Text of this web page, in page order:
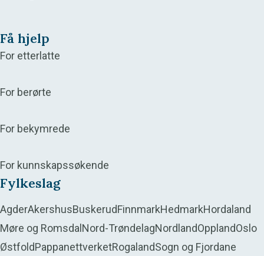
Få hjelp
For etterlatte
For berørte
For bekymrede
For kunnskapssøkende
Fylkeslag
AgderAkershusBuskerudFinnmarkHedmarkHordaland
Møre og Romsdal Nord-TrøndelagNordlandOpplandOslo
ØstfoldPappanettverketRogalandSogn og Fjordane